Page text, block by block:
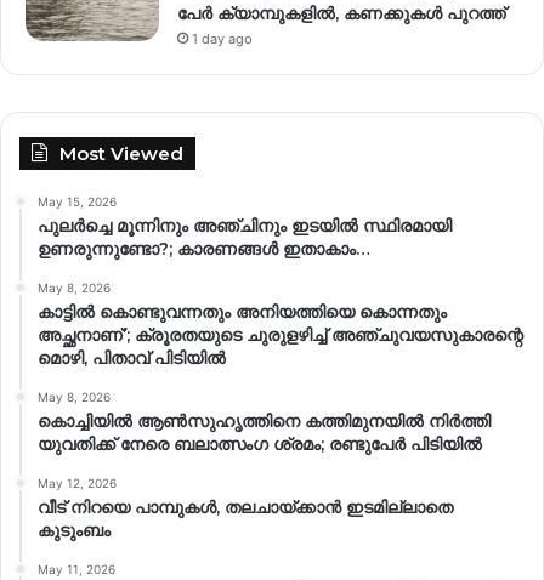
പേർ ക്യാമ്പുകളിൽ, കണക്കുകൾ പുറത്ത്
1 day ago
Most Viewed
May 15, 2026
പുലർച്ചെ മൂന്നിനും അഞ്ചിനും ഇടയിൽ സ്ഥിരമായി
ഉണരുന്നുണ്ടോ?; കാരണങ്ങള്‍ ഇതാകാം…
May 8, 2026
കാട്ടിൽ കൊണ്ടുവന്നതും അനിയത്തിയെ കൊന്നതും
അച്ഛനാണ്’; ക്രൂരതയുടെ ചുരുളഴിച്ച് അഞ്ചുവയസുകാരന്റെ
മൊഴി, പിതാവ് പിടിയിൽ
May 8, 2026
കൊച്ചിയിൽ ആൺസുഹൃത്തിനെ കത്തിമുനയിൽ നിർത്തി
യുവതിക്ക് നേരെ ബലാത്സംഗ​ ശ്രമം; രണ്ടുപേർ പിടിയിൽ
May 12, 2026
വീട് നിറയെ പാമ്പുകൾ, തലചായ്ക്കാൻ ഇടമില്ലാതെ
കുടുംബം
May 11, 2026